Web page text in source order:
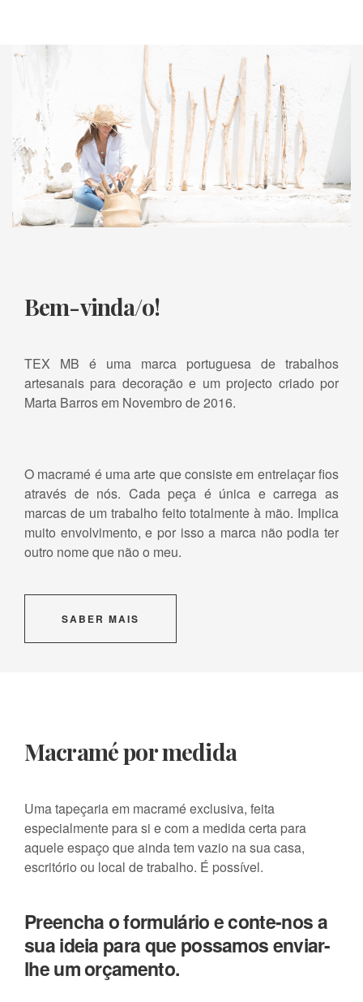
Bem-vinda/o!
TEX MB é uma marca portuguesa de trabalhos
artesanais para decoração e um projecto criado por
Marta Barros em Novembro de 2016.
O macramé é uma arte que consiste em entrelaçar fios
através de nós. Cada peça é única e carrega as
marcas de um trabalho feito totalmente à mão. Implica
muito envolvimento, e por isso a marca não podia ter
outro nome que não o meu.
SABER MAIS
Macramé por medida
Uma tapeçaria em macramé exclusiva, feita
especialmente para si e com a medida certa para
aquele espaço que ainda tem vazio na sua casa,
escritório ou local de trabalho. É possível.
Preencha o formulário e conte-nos a
sua ideia para que possamos enviar-
lhe um orçamento.